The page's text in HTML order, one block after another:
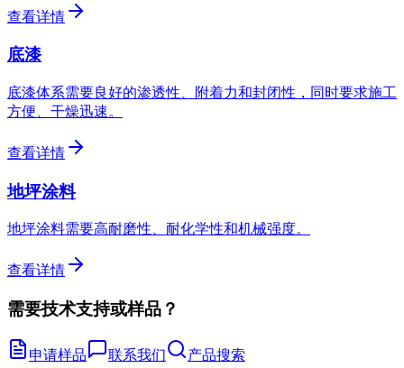
查看详情
底漆
底漆体系需要良好的渗透性、附着力和封闭性，同时要求施工
方便、干燥迅速。
查看详情
地坪涂料
地坪涂料需要高耐磨性、耐化学性和机械强度。
查看详情
需要技术支持或样品？
申请样品 联系我们
产品搜索